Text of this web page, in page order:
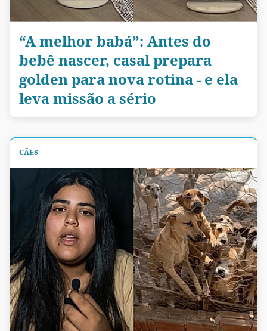
“A melhor babá”: Antes do
bebê nascer, casal prepara
golden para nova rotina - e ela
leva missão a sério
CÃES